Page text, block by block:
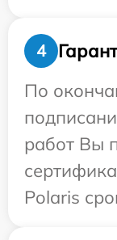
4
По
работ Вы
Polaris